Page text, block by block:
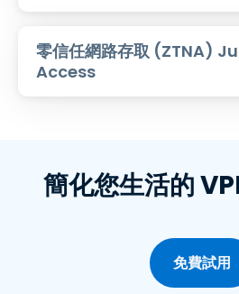
零信任網路存取 (ZTNA)
Access
簡化您生活的
免費試用